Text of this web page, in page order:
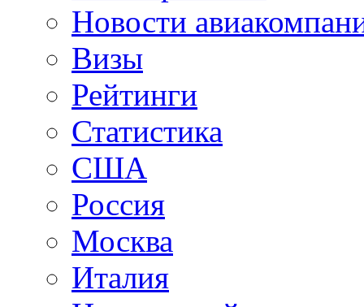
Новости
Визы
Рейтинги
Статистика
США
Россия
Москва
Италия